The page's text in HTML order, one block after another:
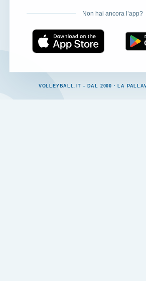
Non hai ancora l’app?
VOLLEYBALL.IT - DAL 2000 · LA